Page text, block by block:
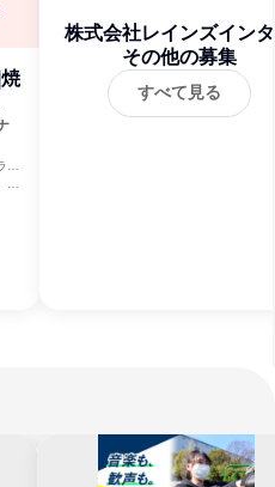
株式会社レインズイン
ナショナル
その他の募集
すべて見る